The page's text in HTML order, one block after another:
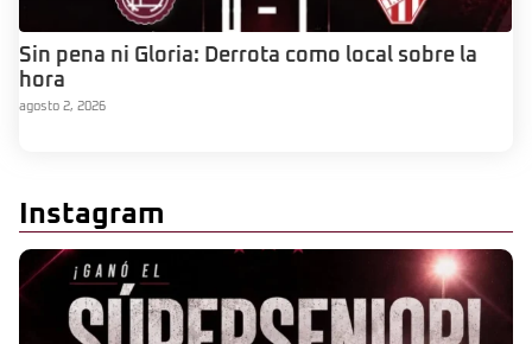
Sin pena ni Gloria: Derrota como local sobre la
hora
agosto 2, 2026
Instagram